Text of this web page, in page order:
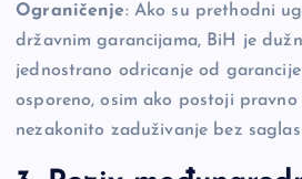
Ograničenje: Ako su prethodni
državnim garancijama, BiH je
jednostrano odricanje od
osporeno, osim ako postoji
nezakonito zaduživanje bez